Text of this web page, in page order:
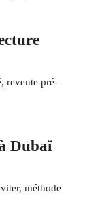
revente pré-
Dubaï
méthode